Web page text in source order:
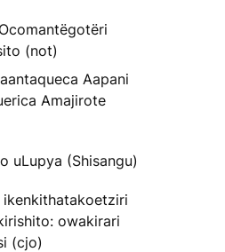
(not)
Aapani
Amajirote
uLupya (Shisangu)
owakirari
(cjo)